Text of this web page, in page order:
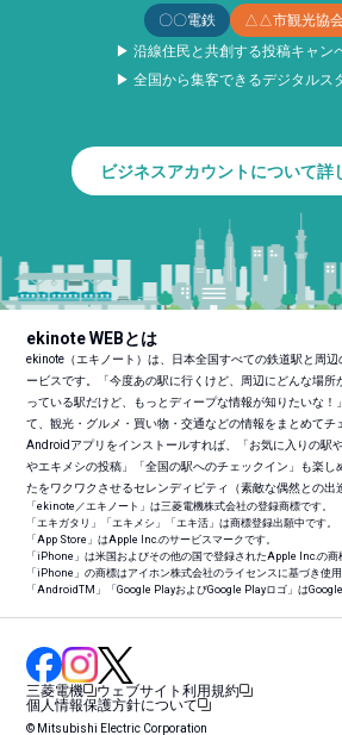
〇〇電鉄
△△市観光協
▶ 沿線住民と共創する投稿キャン
▶ 全国から集客できるデジタルス
ビジネスアカウントについて詳
ekinote WEBとは
ekinote（エキノート）は、日本全国すべての鉄道駅と周
ービスです。「今度あの駅に行くけど、周辺にどんな場
っている駅だけど、もっとディープな情報が知りたいな！
て、観光・グルメ・買い物・交通などの情報をまとめてチ
Androidアプリをインストールすれば、「お気に入りの駅
やエキメシの投稿」「全国の駅へのチェックイン」も楽し
たをワクワクさせるセレンディピティ（素敵な偶然との出
「ekinote／エキノート」は三菱電機株式会社の登録商標です。
「エキガタリ」「エキメシ」「エキ活」は商標登録出願中です。
「App Store」はApple Inc.のサービスマークです。
「iPhone」は米国およびその他の国で登録されたApple Inc.の商
「iPhone」の商標はアイホン株式会社のライセンスに基づき使用
「AndroidTM 」「Google PlayおよびGoogle Playロゴ」はGoogle
三菱電機
ウェブサイト利用規約
個人情報保護方針について
© Mitsubishi Electric Corporation